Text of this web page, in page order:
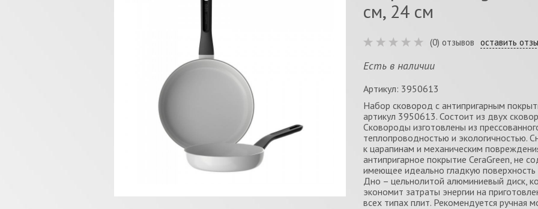
см, 24 см
(0) отзывов оставить
Есть в наличии
Артикул: 3950613
Набор сковород с антипригарным
артикул 3950613. Состоит из двух
Сковороды изготовлены из
теплопроводностью и экологичностью.
к царапинам и механическим
антипригарное покрытие CeraGreen, не
имеющее идеально гладкую
Дно – цельнолитой алюминиевый диск,
экономит затраты энергии на
всех типах плит. Рекомендуется ручная